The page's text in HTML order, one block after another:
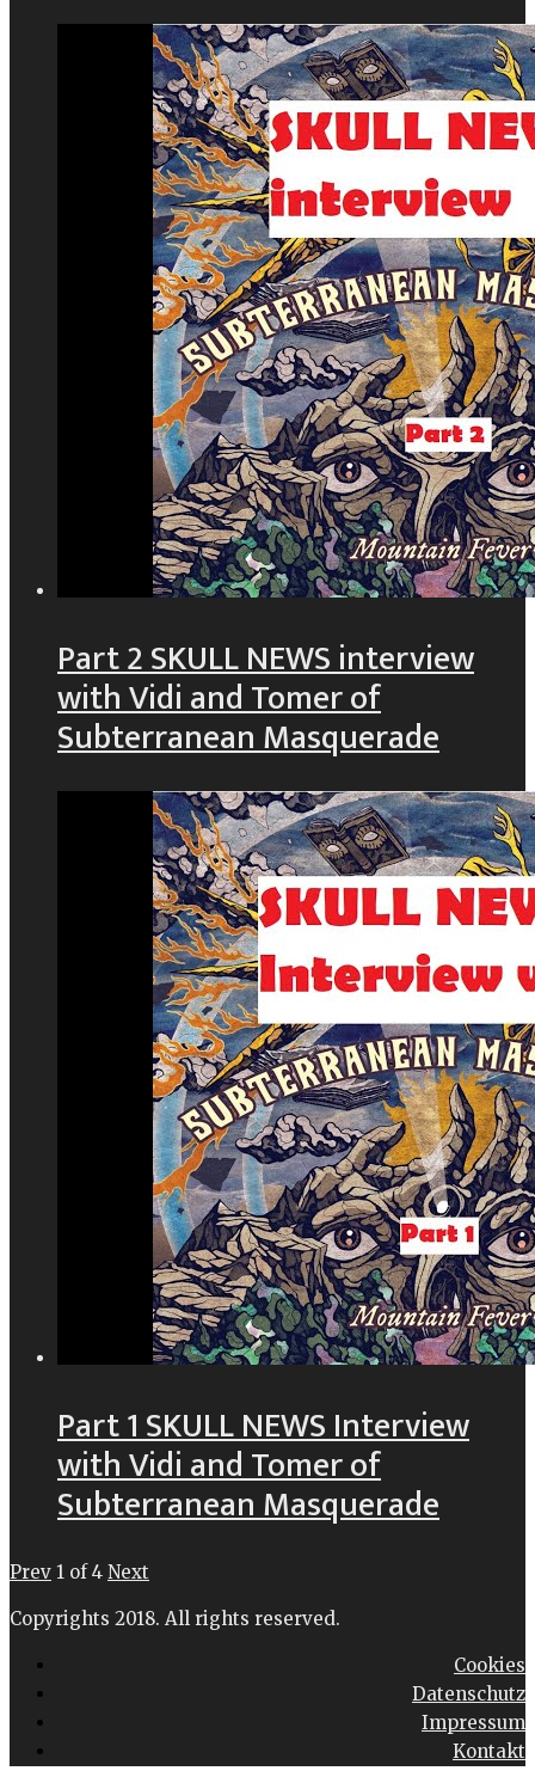
Part 2 SKULL NEWS interview
with Vidi and Tomer of
Subterranean Masquerade
Part 1 SKULL NEWS Interview
with Vidi and Tomer of
Subterranean Masquerade
Prev 1 of 4 Next
Copyrights 2018. All rights reserved.
Cookies
Datenschutz
Impressum
Kontakt